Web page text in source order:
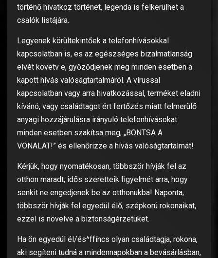
történő hivatkoz történet, legenda is felkerülhet a
csalók listájára.
Legyenek körültekintőek a telefonhívásokkal
kapcsolatban is, es az egészséges bizalmatlanság
elvét követv e, győződjenek meg minden esetben a
kapott hívás valóságtartalmáról. A vírussal
kapcsolatban vagy arra hivatkozással, terméket eladni
kívánó, vagy családtagot ért fertőzés miatt felmerülő
anyagi hozzájárulásra irányuló telefonhívásokat
minden esetben szakítsa meg, „BONTSA A
VONALAT!” és ellenőrizze a hívás valóságtartalmát!
Kérjük, hogy nyomatékosan, többször hívják fel az
otthon maradt, idős szeretteik figyelmét arra, hogy
senkit ne engedjenek be az otthonukba! Naponta,
többször hívják fel egyedül élő, szépkorú rokonaikat,
ezzel is növelve a biztonságérzetüket.
Ha ön egyedül él/és^ffíncs olyan családtagja, rokona,
aki segíteni tudná a mindennapokban a bevásárlásban,